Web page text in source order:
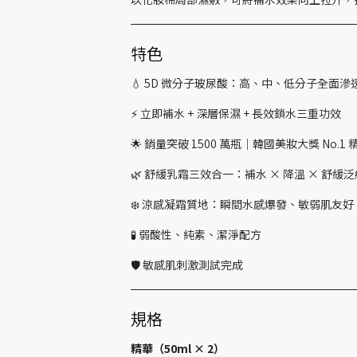
特色
💧 5D 微分子玻尿酸：高、中、低分子全面滲
⚡ 立即補水 + 深層保濕 + 長效鎖水三重功效
🌟 銷量突破 1500 萬瓶｜韓國美妝大獎 No.1
🌿 舒緩乳霜三效合一：補水 × 降溫 × 舒緩泛
❄️ 涼感凝霜質地：瞬間水感爆發、敏弱肌友好
🧪 弱酸性、純素、潔淨配方
🛡️ 敏感肌刺激測試完成
規格
精華（50ml × 2）